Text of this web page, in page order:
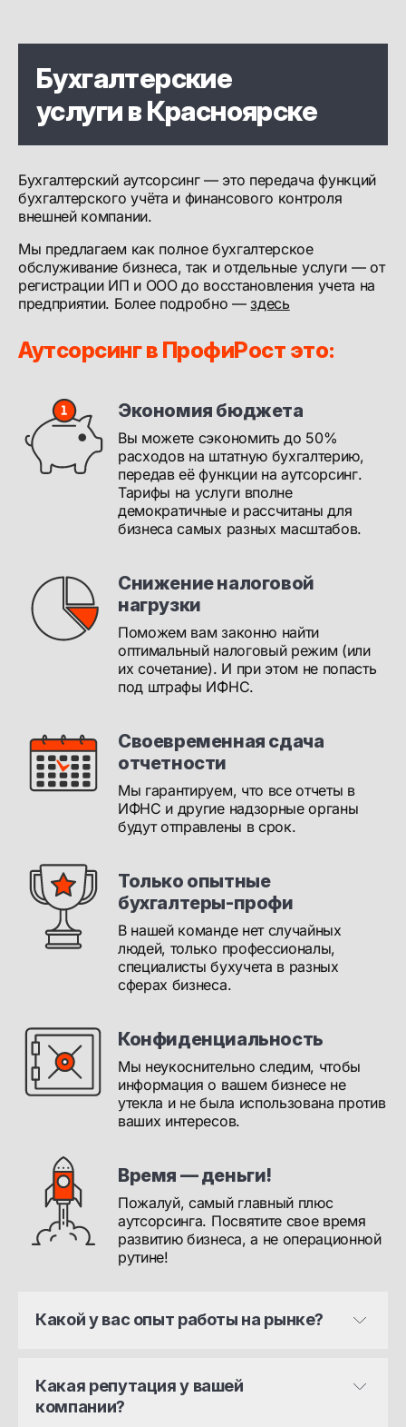
Бухгалтерские
услуги в Красноярске
Бухгалтерский аутсорсинг — это передача функций
бухгалтерского учёта и финансового контроля
внешней компании.
Мы предлагаем как полное бухгалтерское
обслуживание бизнеса, так и отдельные услуги — от
регистрации ИП и ООО до восстановления учета на
предприятии. Более подробно — здесь
Аутсорсинг в ПрофиРост это:
Экономия бюджета
Вы можете сэкономить до 50%
расходов на штатную бухгалтерию,
передав её функции на аутсорсинг.
Тарифы на услуги вполне
демократичные и рассчитаны для
бизнеса самых разных масштабов.
Снижение налоговой
нагрузки
Поможем вам законно найти
оптимальный налоговый режим (или
их сочетание). И при этом не попасть
под штрафы ИФНС.
Своевременная сдача
отчетности
Мы гарантируем, что все отчеты в
ИФНС и другие надзорные органы
будут отправлены в срок.
Только опытные
бухгалтеры-профи
В нашей команде нет случайных
людей, только профессионалы,
специалисты бухучета в разных
сферах бизнеса.
Конфиденциальность
Мы неукоснительно следим, чтобы
информация о вашем бизнесе не
утекла и не была использована против
ваших интересов.
Время — деньги!
Пожалуй, самый главный плюс
аутсорсинга. Посвятите свое время
развитию бизнеса, а не операционной
рутине!
Какой у вас опыт работы на рынке?
Какая репутация у вашей
компании?